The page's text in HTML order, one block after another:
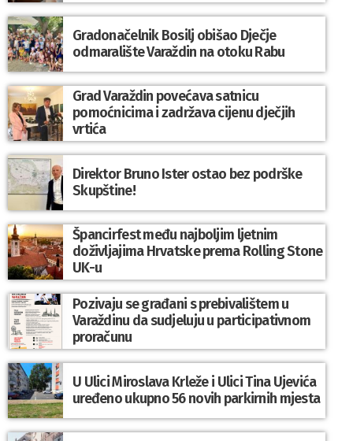
Gradonačelnik Bosilj obišao Dječje
odmaralište Varaždin na otoku Rabu
Grad Varaždin povećava satnicu
pomoćnicima i zadržava cijenu dječjih
vrtića
Direktor Bruno Ister ostao bez podrške
Skupštine!
Špancirfest među najboljim ljetnim
doživljajima Hrvatske prema Rolling Stone
UK-u
Pozivaju se građani s prebivalištem u
Varaždinu da sudjeluju u participativnom
proračunu
U Ulici Miroslava Krleže i Ulici Tina Ujevića
uređeno ukupno 56 novih parkirnih mjesta